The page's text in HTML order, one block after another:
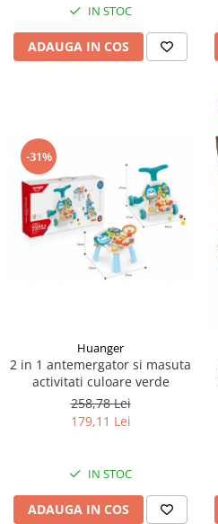
IN STOC
ADAUGA IN COS
-31%
Huanger
2 in 1 antemergator si masuta
activitati culoare verde
258,78 Lei
179,11 Lei
IN STOC
ADAUGA IN COS